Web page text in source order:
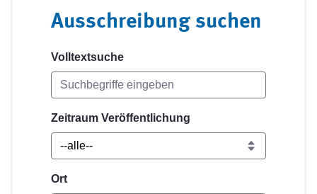
Ausschreibung suchen
Volltextsuche
Zeitraum Veröffentlichung
Ort